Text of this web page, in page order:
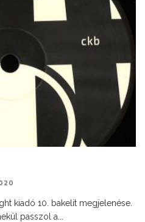
kiadó 10. bakelit megjelenése.
passzol a